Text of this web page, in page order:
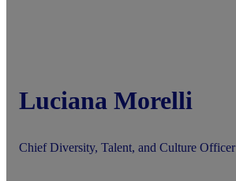
Luciana Morelli
Chief Diversity, Talent, and Culture Officer